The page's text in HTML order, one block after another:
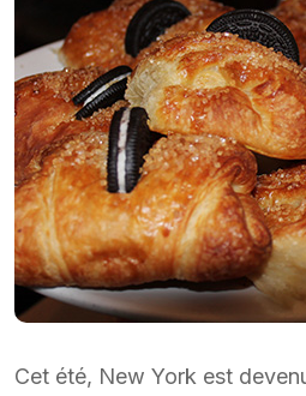
Cet été, New York est